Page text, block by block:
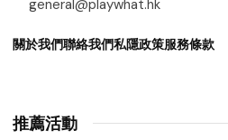
general@playwhat.hk
關於我們聯絡我們私隱政策服務條款
推薦活動